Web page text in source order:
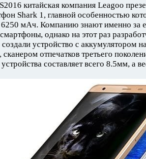
китайская компания Leagoo
Shark 1, главной особенностью
мАч. Компанию знают именно за
однако на этот раз
устройство с аккумулятором
отпечатков третьего
составляет всего 8.5мм, а